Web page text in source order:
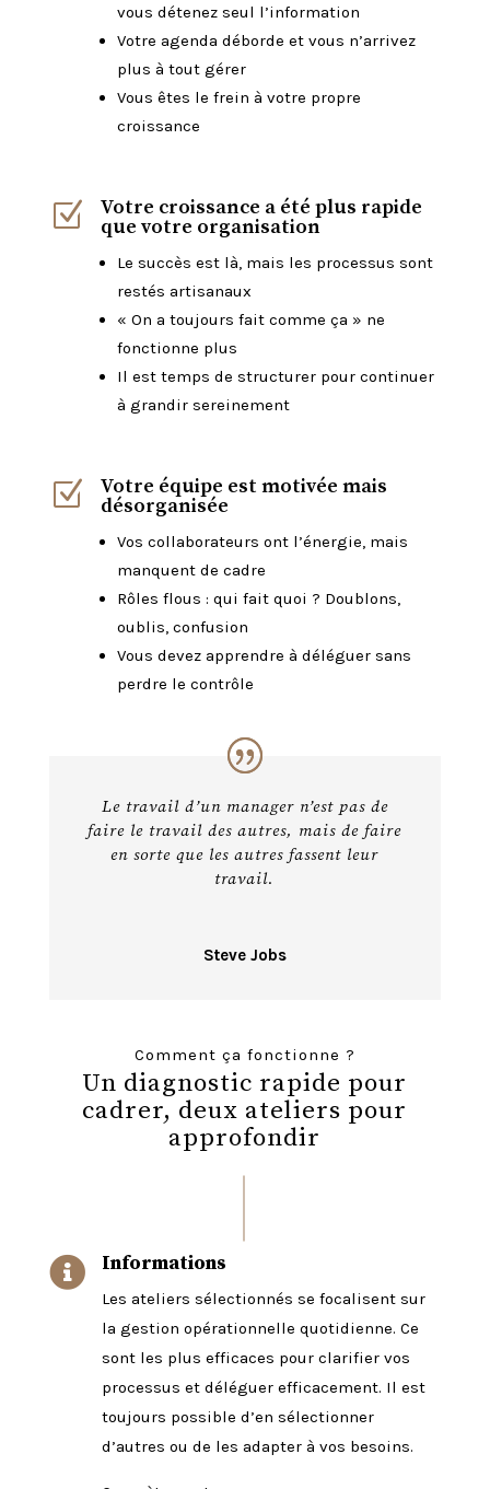
vous détenez seul l’information
Votre agenda déborde et vous n’arrivez
plus à tout gérer
Vous êtes le frein à votre propre
croissance
Z Votre croissance a été plus rapide
que votre organisation
Le succès est là, mais les processus sont
restés artisanaux
« On a toujours fait comme ça » ne
fonctionne plus
Il est temps de structurer pour continuer
à grandir sereinement
Z Votre équipe est motivée mais
désorganisée
Vos collaborateurs ont l’énergie, mais
manquent de cadre
Rôles flous : qui fait quoi ? Doublons,
oublis, confusion
Vous devez apprendre à déléguer sans
perdre le contrôle
Le travail d’un manager n’est pas de
faire le travail des autres, mais de faire
en sorte que les autres fassent leur
travail.
Steve Jobs
Comment ça fonctionne ?
Un diagnostic rapide pour
cadrer, deux ateliers pour
approfondir
 Informations
Les ateliers sélectionnés se focalisent sur
la gestion opérationnelle quotidienne. Ce
sont les plus efficaces pour clarifier vos
processus et déléguer efficacement. Il est
toujours possible d’en sélectionner
d’autres ou de les adapter à vos besoins.